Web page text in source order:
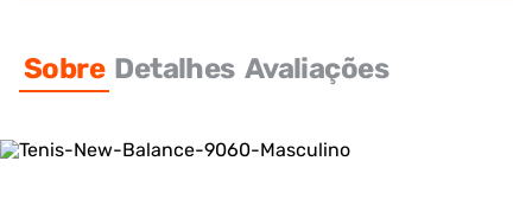
Sobre Detalhes Avaliações